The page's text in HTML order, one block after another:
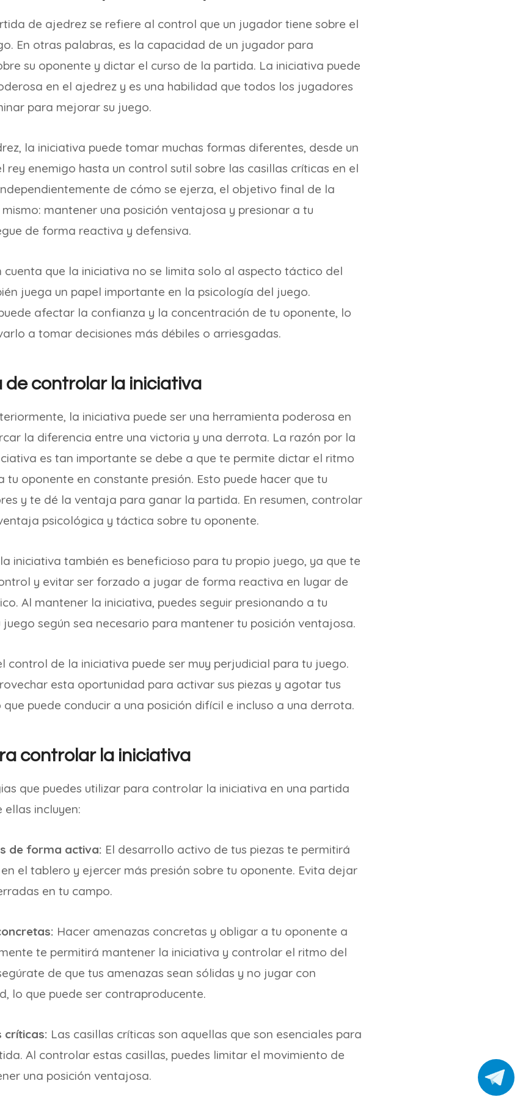
de ajedrez se refiere al control que un jugador tiene sobre el
En otras palabras, es la capacidad de un jugador para
su oponente y dictar el curso de la partida. La iniciativa puede
en el ajedrez y es una habilidad que todos los jugadores
para mejorar su juego.
la iniciativa puede tomar muchas formas diferentes, desde un
rey enemigo hasta un control sutil sobre las casillas críticas en el
de cómo se ejerza, el objetivo final de la
mantener una posición ventajosa y presionar a tu
de forma reactiva y defensiva.
cuenta que la iniciativa no se limita solo al aspecto táctico del
juega un papel importante en la psicología del juego.
afectar la confianza y la concentración de tu oponente, lo
a tomar decisiones más débiles o arriesgadas.
de controlar la iniciativa
la iniciativa puede ser una herramienta poderosa en
la diferencia entre una victoria y una derrota. La razón por la
es tan importante se debe a que te permite dictar el ritmo
tu oponente en constante presión. Esto puede hacer que tu
y te dé la ventaja para ganar la partida. En resumen, controlar
psicológica y táctica sobre tu oponente.
iniciativa también es beneficioso para tu propio juego, ya que te
y evitar ser forzado a jugar de forma reactiva en lugar de
Al mantener la iniciativa, puedes seguir presionando a tu
según sea necesario para mantener tu posición ventajosa.
control de la iniciativa puede ser muy perjudicial para tu juego.
esta oportunidad para activar sus piezas y agotar tus
que puede conducir a una posición difícil e incluso a una derrota.
controlar la iniciativa
que puedes utilizar para controlar la iniciativa en una partida
ellas incluyen:
de forma activa: El desarrollo activo de tus piezas te permitirá
el tablero y ejercer más presión sobre tu oponente. Evita dejar
en tu campo.
Hacer amenazas concretas y obligar a tu oponente a
te permitirá mantener la iniciativa y controlar el ritmo del
de que tus amenazas sean sólidas y no jugar con
lo que puede ser contraproducente.
críticas: Las casillas críticas son aquellas que son esenciales para
Al controlar estas casillas, puedes limitar el movimiento de
una posición ventajosa.